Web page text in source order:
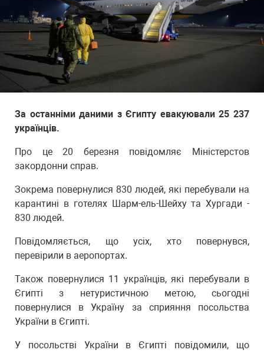
За останніми даними з Єгипту евакуювали 25 237
українців.
Про це 20 березня повідомляє Міністерстов
закордонни справ.
Зокрема повернулися 830 людей, які перебували на
карантині в готелях Шарм-ель-Шейху та Хургади -
830 людей.
Повідомляється, що усіх, хто повернувся,
перевірили в аеропортах.
Також повернулися 11 українців, які перебували в
Єгипті з нетуристичною метою, сьогодні
повернулися в Україну за сприяння посольства
України в Єгипті.
У посольстві України в Єгипті повідомили, що